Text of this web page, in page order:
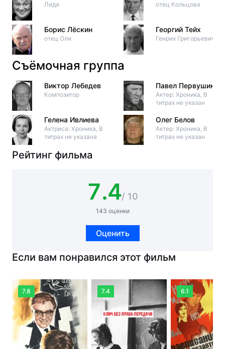
Лида
Борис Лёскин
отец Оли
отец Кольцова
Георгий Тейх
Генрих Григорьевич
Съёмочная группа
Виктор Лебедев
Композитор
Гелена Ивлиева
Актриса: Хроника, В
титрах не указана
Павел Первушин
Актер: Хроника, В
титрах не указан
Олег Белов
Актер: Хроника, В
титрах не указан
Рейтинг фильма
7.4/ 10
143 оценки
Оценить
Если вам понравился этот фильм
7.8 7.4 6.1